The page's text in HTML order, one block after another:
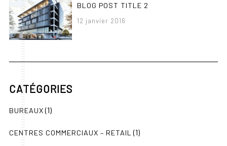
BLOG POST TITLE 2
12 janvier 2016
CATÉGORIES
BUREAUX(1)
CENTRES COMMERCIAUX – RETAIL (1)